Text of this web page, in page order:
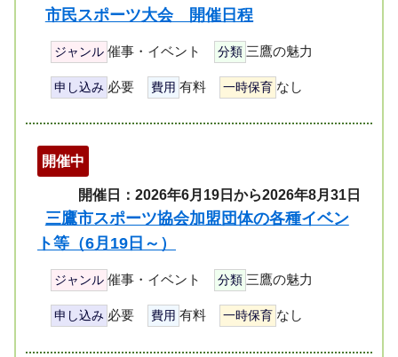
市民スポーツ大会 開催日程
ジャンル 催事・イベント 分類 三鷹の魅力
申し込み 必要 費用 有料 一時保育 なし
開催中
開催日：2026年6月19日から2026年8月31日
三鷹市スポーツ協会加盟団体の各種イベン
ト等（6月19日～）
ジャンル 催事・イベント 分類 三鷹の魅力
申し込み 必要 費用 有料 一時保育 なし